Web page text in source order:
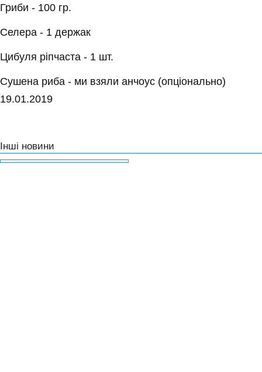
Гриби - 100 гр.
Селера - 1 держак
Цибуля ріпчаста - 1 шт.
Сушена риба - ми взяли анчоус (опціонально)
19.01.2019
Інші новини